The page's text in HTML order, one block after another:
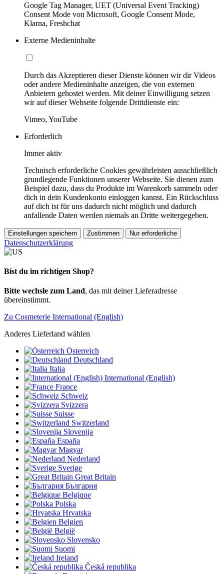
Google Tag Manager, UET (Universal Event Tracking)
Consent Mode von Microsoft, Google Consent Mode,
Klarna, Freshchat
Externe Medieninhalte
Durch das Akzeptieren dieser Dienste können wir dir Videos
oder andere Medieninhalte anzeigen, die von externen
Anbietern gehostet werden. Mit deiner Einwilligung setzen
wir auf dieser Webseite folgende Drittdienste ein:
Vimeo, YouTube
Erforderlich
Immer aktiv
Technisch erforderliche Cookies gewährleisten ausschließlich
grundlegende Funktionen unserer Webseite. Sie dienen zum
Beispiel dazu, dass du Produkte im Warenkorb sammeln oder
dich in dein Kundenkonto einloggen kannst. Ein Rückschluss
auf dich ist für uns dadurch nicht möglich und dadurch
anfallende Daten werden niemals an Dritte weitergegeben.
Einstellungen speichern Zustimmen Nur erforderliche
Datenschutzerklärung
Bist du im richtigen Shop?
Bitte wechsle zum Land, das mit deiner Lieferadresse
übereinstimmt.
Zu Cosmeterie International (English)
Anderes Lieferland wählen
Österreich
Deutschland
Italia
International (English)
France
Schweiz
Svizzera
Suisse
Switzerland
Slovenija
España
Magyar
Nederland
Sverige
Great Britain
България
Belgique
Polska
Hrvatska
Belgien
België
Slovensko
Suomi
Ireland
Česká republika